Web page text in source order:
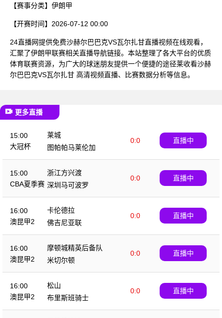
【赛事分类】 伊朗甲
【开赛时间】 2026-07-12 00:00
24直播网提供免费沙赫尔巴巴克VS瓦尔扎甘直播视频在线观看，
汇聚了伊朗甲联赛相关直播导航链接。本站整理了各大平台的优质
体育联赛资源，为广大的球迷朋友提供一个便捷的途径莱收看沙赫
尔巴巴克VS瓦尔扎甘 高清视频直播、比赛数据分析等信息。
更多直播
15:00
大冠杯
莱城
0:0
图帕帕马莱伦加
直播中
15:00
CBA夏季赛
浙江方兴渡
0:0
深圳马可波罗
直播中
16:00
澳昆甲2
卡伦德拉
0:0
佛吉尼亚联
直播中
16:00
澳昆甲2
摩顿城精英后备队
0:0
米切尔顿
直播中
16:00
澳昆甲2
松山
0:0
布里斯班骑士
直播中